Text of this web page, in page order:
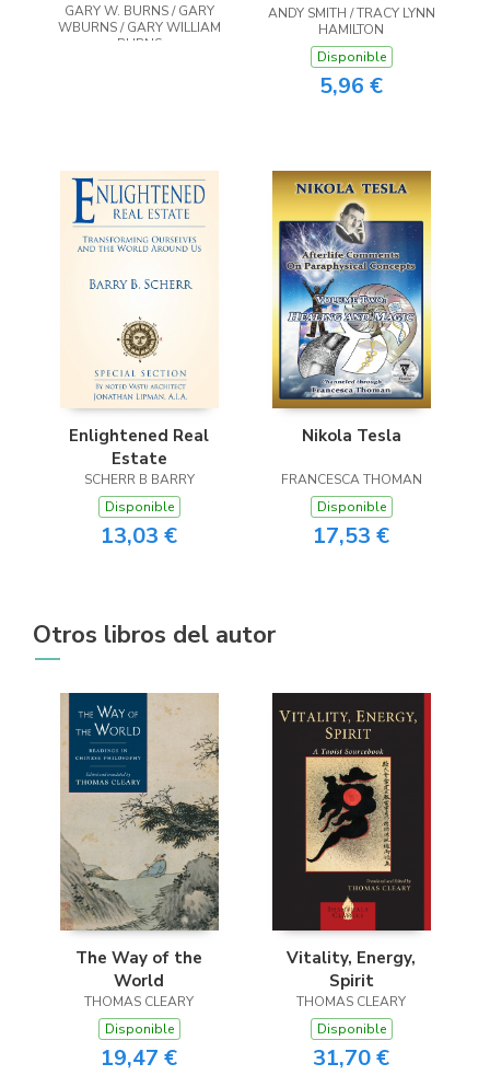
GARY W. BURNS / GARY
WBURNS / GARY WILLIAM
BURNS
ANDY SMITH / TRACY LYNN
HAMILTON
Disponible
5,96 €
Enlightened Real
Estate
SCHERR B BARRY
Disponible
13,03 €
Nikola Tesla
FRANCESCA THOMAN
Disponible
17,53 €
Otros libros del autor
The Way of the
World
THOMAS CLEARY
Disponible
19,47 €
Vitality, Energy,
Spirit
THOMAS CLEARY
Disponible
31,70 €